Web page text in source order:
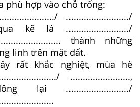
phù hợp vào chỗ trống:
........................./
kẽ lá ........................./
thành những
linh trên mặt đất.
rất khắc nghiệt, mùa hè
........................,
lại ........................./